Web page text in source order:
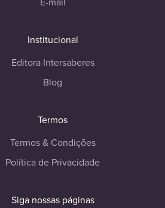
Institucional
Editora Intersaberes
Blog
Termos
Termos & Condições
Política de Privacidade
Siga nossas páginas